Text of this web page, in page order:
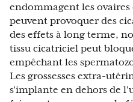
endommagent les ovaires
peuvent provoquer des
des effets à long terme,
tissu cicatriciel peut
empêchant les
Les grossesses extra-
s'implante en dehors de